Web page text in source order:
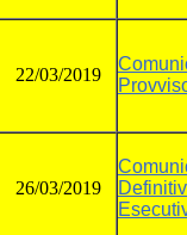
22/03/2019
26/03/2019